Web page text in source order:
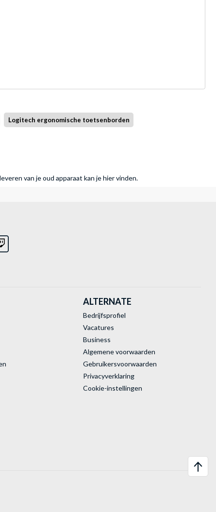
Logitech ergonomische toetsenborden
van je oud apparaat kan je hier vinden.
ALTERNATE
Bedrijfsprofiel
Vacatures
Business
Algemene voorwaarden
Gebruikersvoorwaarden
Privacyverklaring
Cookie-instellingen